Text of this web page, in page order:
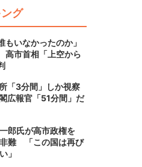
グ
いなかったのか」
高市首相「上空から
「3分間」しか視察
広報官「51分間」だ
郎氏が高市政権を
非難 「この国は再び
」